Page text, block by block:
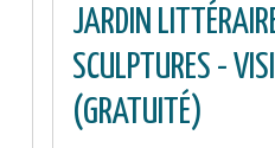
JARDIN
SCULPTURES -
(GRATUITÉ)